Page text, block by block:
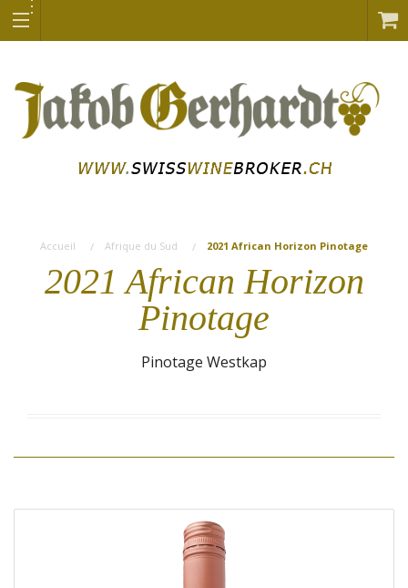
Accueil Afrique du Sud 2021 African Horizon Pinotage
2021 African Horizon
Pinotage
Pinotage Westkap